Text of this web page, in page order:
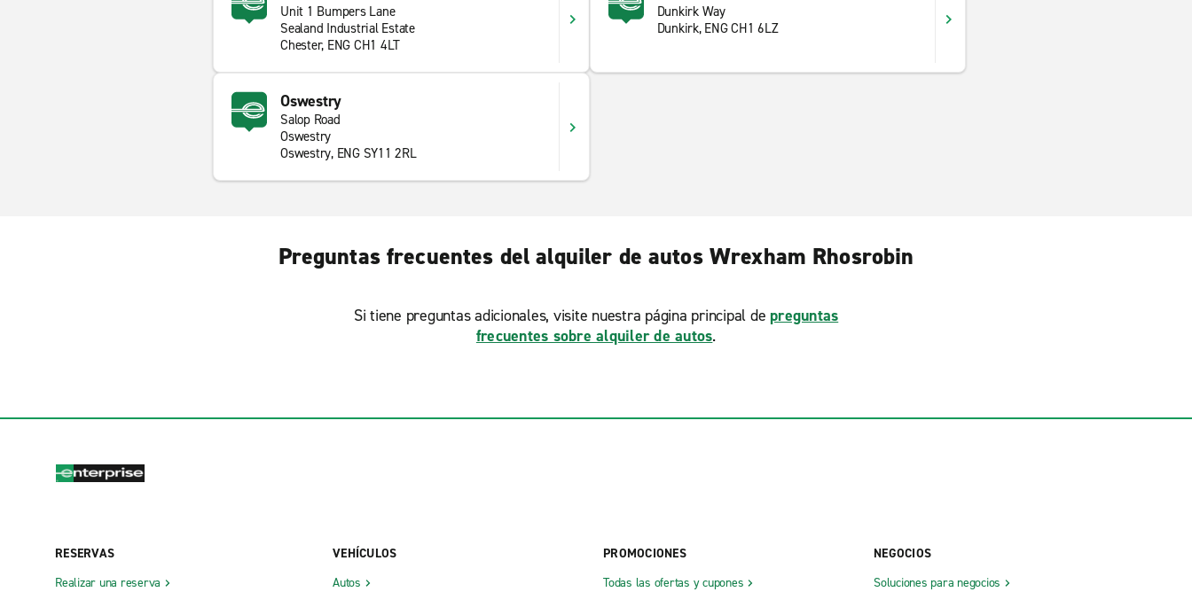
Unit 1 Bumpers Lane
Sealand Industrial Estate
Chester, ENG CH1 4LT
Dunkirk Way
Dunkirk, ENG CH1 6LZ
Oswestry
Salop Road
Oswestry
Oswestry, ENG SY11 2RL
Preguntas frecuentes del alquiler de autos Wrexham Rhosrobin
Si tiene preguntas adicionales, visite nuestra página principal de preguntas
frecuentes sobre alquiler de autos.
RESERVAS
Realizar una reserva
VEHÍCULOS
Autos
PROMOCIONES
Todas las ofertas y cupones
NEGOCIOS
Soluciones para negocios